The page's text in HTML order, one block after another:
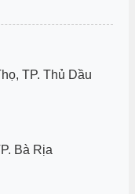
TP. Thủ Dầu
Bà Rịa